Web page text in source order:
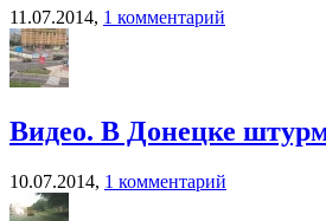
11.07.2014, 1 комментарий
Видео. В Донецке
10.07.2014, 1 комментарий